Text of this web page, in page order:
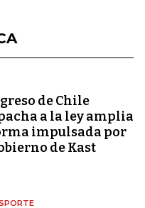
de Chile
a la ley amplia
impulsada por
de Kast